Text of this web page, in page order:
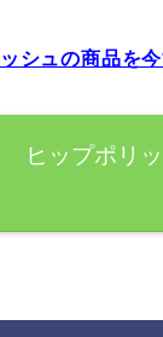
シュの商品を
ヒップポリ